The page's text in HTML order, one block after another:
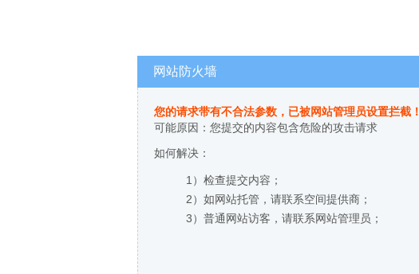
网站防火墙
您的请求带有不合法参数，已被网站管理员设置拦截！
可能原因：您提交的内容包含危险的攻击请求
如何解决：
1）检查提交内容；
2）如网站托管，请联系空间提供商；
3）普通网站访客，请联系网站管理员；